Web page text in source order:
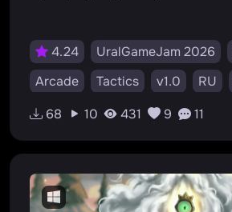
4.24 UralGameJam 2026
Arcade
Tactics v1.0 RU
#угорь
#2d #art #goose
#old
#web #uralgamejam
68 10 431 9 11